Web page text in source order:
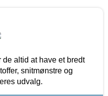
altid at have et bredt
snitmønstre og
udvalg.